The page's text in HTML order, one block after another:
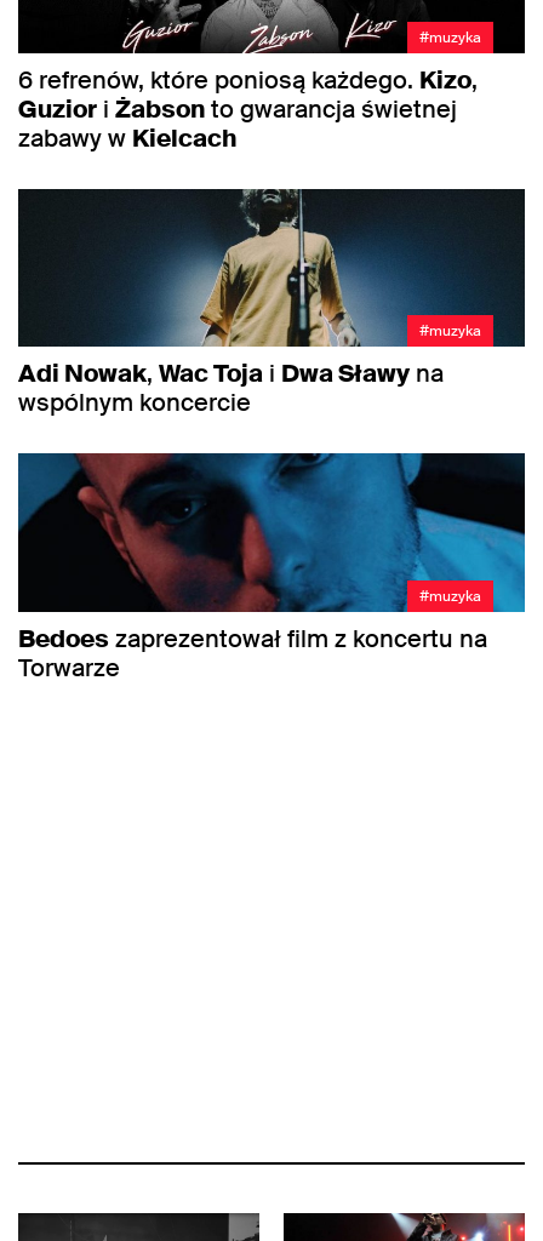
#muzyka
6 refrenów, które poniosą każdego. Kizo,
Guzior i Żabsonto gwarancja świetnej
zabawy w Kielcach
#muzyka
Adi Nowak, Wac Toja i Dwa Sławy na
wspólnym koncercie
#muzyka
Bedoes zaprezentował film z koncertu na
Torwarze